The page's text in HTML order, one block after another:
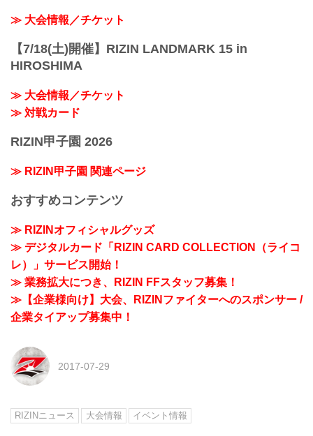
≫ 大会情報／チケット
【7/18(土)開催】RIZIN LANDMARK 15 in
HIROSHIMA
≫ 大会情報／チケット
≫ 対戦カード
RIZIN甲子園 2026
≫ RIZIN甲子園 関連ページ
おすすめコンテンツ
≫ RIZINオフィシャルグッズ
≫ デジタルカード「RIZIN CARD COLLECTION（ライコ
レ）」サービス開始！
≫ 業務拡大につき、RIZIN FFスタッフ募集！
≫【企業様向け】大会、RIZINファイターへのスポンサー /
企業タイアップ募集中！
2017-07-29
RIZINニュース 大会情報 イベント情報